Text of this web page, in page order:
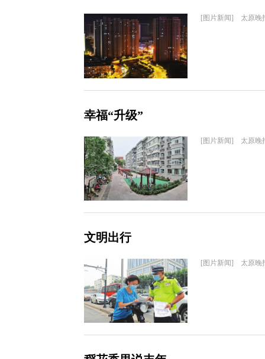
[图片新闻] 太原晚
幸福“升级”
[图片新闻] 太原晚
文明出行
[图片新闻] 太原晚